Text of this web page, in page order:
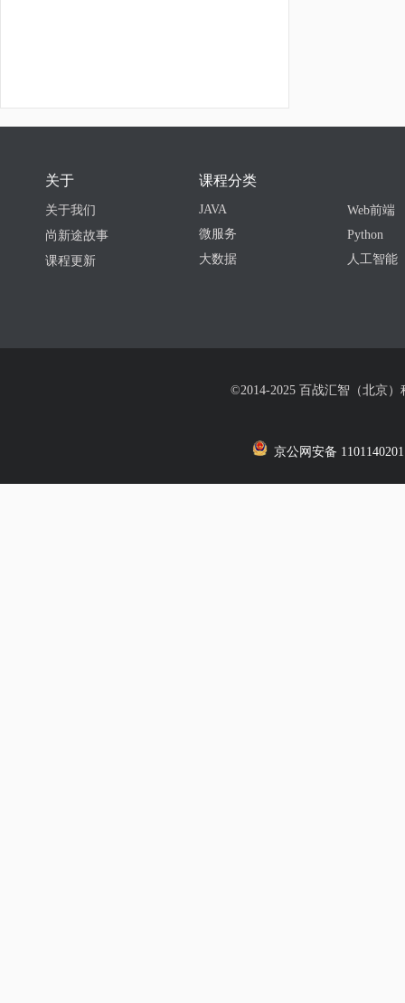
关于
关于我们
尚新途故事
课程更新
课程分类
JAVA
微服务
大数据
Web前端
Python
人工智能
©2014-2025 百战汇智（北京
京公网安备